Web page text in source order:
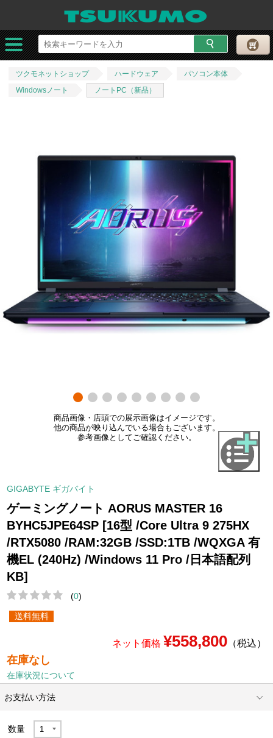
ツクモネットショップ ハードウェア
パソコン本体
Windowsノート
ノートPC（新品）
商品画像・店頭での展示画像はイメージです。
他の商品が映り込んでいる場合もございます。
参考画像としてご確認ください。
GIGABYTE ギガバイト
ゲーミングノート AORUS MASTER 16
BYHC5JPE64SP [16型 /Core Ultra 9 275HX
/RTX5080 /RAM:32GB /SSD:1TB /WQXGA 有
機EL (240Hz) /Windows 11 Pro /日本語配列
KB]
(0)
送料無料
ネット価格 ¥558,800（税込）
在庫なし
在庫状況について
お支払い方法
数量